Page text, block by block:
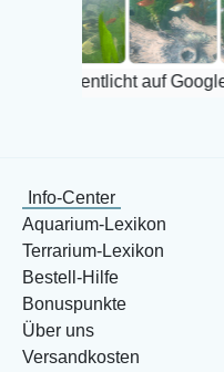
auf Google
Info-Center
Aquarium-Lexikon
Terrarium-Lexikon
Bestell-Hilfe
Bonuspunkte
Über uns
Versandkosten